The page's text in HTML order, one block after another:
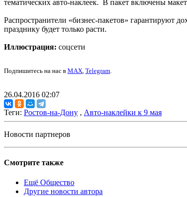
тематических авто-наклеек. В пакет включены
Распространители «бизнес-пакетов» гарантируют
празднику будет только расти.
Иллюстрация: соцсети
Подпишитесь на нас в MAX, Telegram.
26.04.2016 02:07
Теги: Ростов-на-Дону , Авто-наклейки к 9 мая
Новости партнеров
Смотрите также
Ещё Общество
Другие новости автора